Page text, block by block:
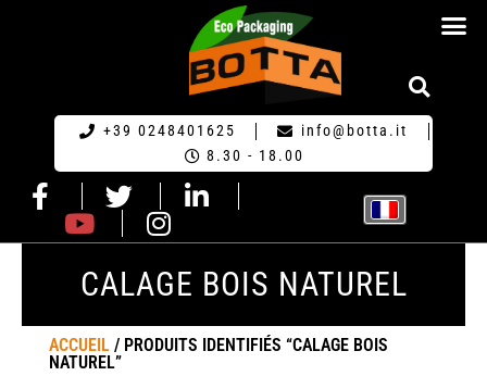
+39 0248401625
info@botta.it
8.30 - 18.00
CALAGE BOIS NATUREL
ACCUEIL / PRODUITS IDENTIFIÉS “CALAGE BOIS
NATUREL”